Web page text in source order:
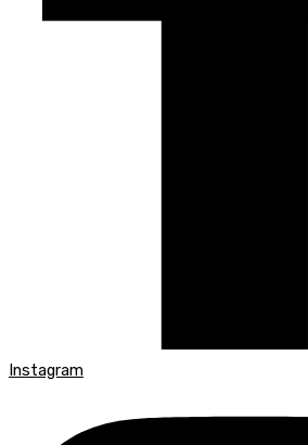
Instagram